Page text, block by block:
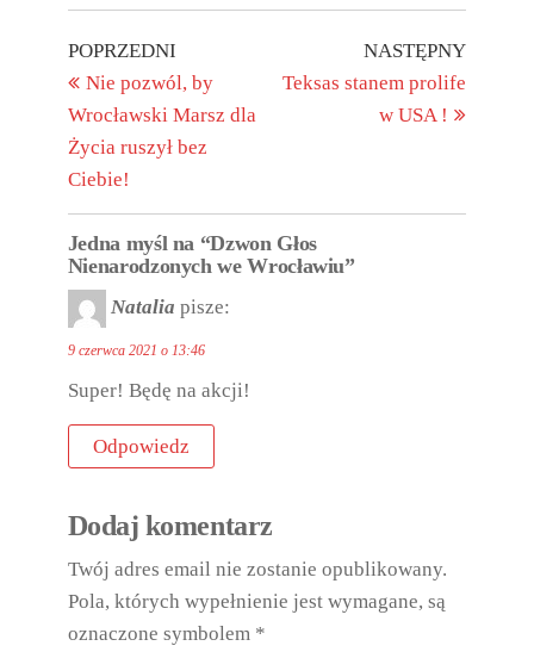
POPRZEDNI
Nie pozwól, by
Wrocławski Marsz dla
Życia ruszył bez
Ciebie!
NASTĘPNY
Teksas stanem prolife
w USA !
Jedna myśl na “Dzwon Głos
Nienarodzonych we Wrocławiu”
Natalia pisze:
9 czerwca 2021 o 13:46
Super! Będę na akcji!
Odpowiedz
Dodaj komentarz
Twój adres email nie zostanie opublikowany.
Pola, których wypełnienie jest wymagane, są
oznaczone symbolem *